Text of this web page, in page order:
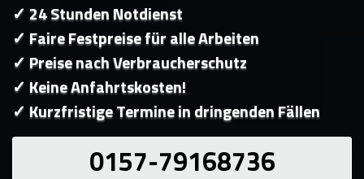
✓ 24 Stunden Notdienst
✓ Faire Festpreise für alle Arbeiten
✓ Preise nach Verbraucherschutz
✓ Keine Anfahrtskosten!
✓ Kurzfristige Termine in dringenden Fällen
0157-79168736